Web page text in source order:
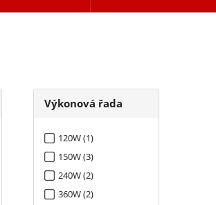
Výkonová řada
120W (1)
150W (3)
240W (2)
360W (2)